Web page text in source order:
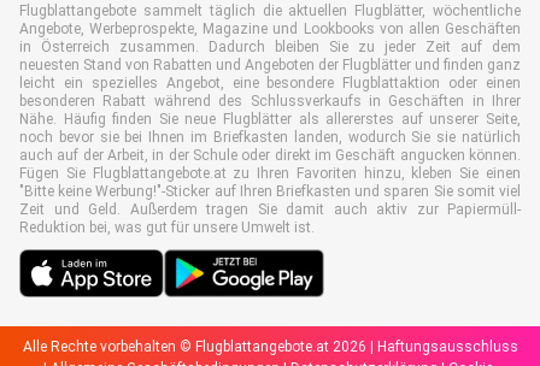
Flugblattangebote sammelt täglich die aktuellen Flugblätter, wöchentliche
Angebote, Werbeprospekte, Magazine und Lookbooks von allen Geschäften
in Österreich zusammen. Dadurch bleiben Sie zu jeder Zeit auf dem
neuesten Stand von Rabatten und Angeboten der Flugblätter und finden ganz
leicht ein spezielles Angebot, eine besondere Flugblattaktion oder einen
besonderen Rabatt während des Schlussverkaufs in Geschäften in Ihrer
Nähe. Häufig finden Sie neue Flugblätter als allererstes auf unserer Seite,
noch bevor sie bei Ihnen im Briefkasten landen, wodurch Sie sie natürlich
auch auf der Arbeit, in der Schule oder direkt im Geschäft angucken können.
Fügen Sie Flugblattangebote.at zu Ihren Favoriten hinzu, kleben Sie einen
"Bitte keine Werbung!"-Sticker auf Ihren Briefkasten und sparen Sie somit viel
Zeit und Geld. Außerdem tragen Sie damit auch aktiv zur Papiermüll-
Reduktion bei, was gut für unsere Umwelt ist.
Alle Rechte vorbehalten © Flugblattangebote.at 2026 | Haftungsausschluss